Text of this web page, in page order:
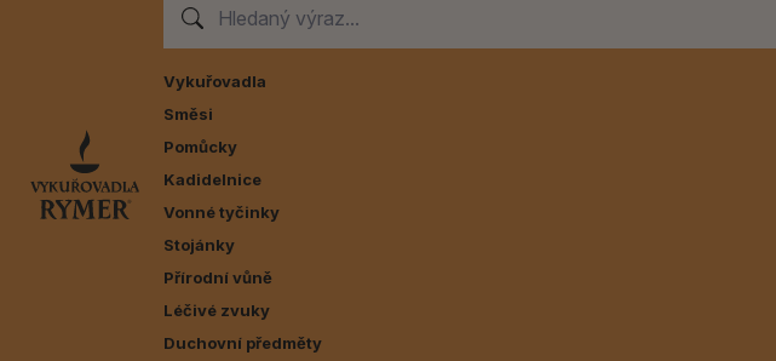
Vykuřovadla
Směsi
Pomůcky
Kadidelnice
Vonné tyčinky
Stojánky
Přírodní vůně
Léčivé zvuky
Duchovní předměty